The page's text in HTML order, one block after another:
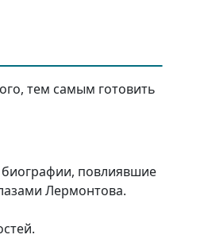
тем самым готовить
повлиявшие
Лермонтова.